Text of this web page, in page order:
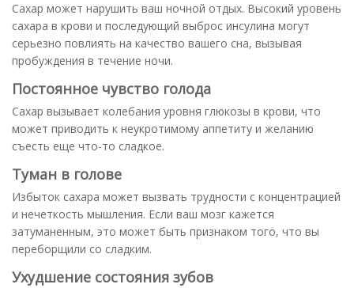
Сахар может нарушить ваш ночной отдых. Высокий уровень
сахара в крови и последующий выброс инсулина могут
серьезно повлиять на качество вашего сна, вызывая
пробуждения в течение ночи.
Постоянное чувство голода
Сахар вызывает колебания уровня глюкозы в крови, что
может приводить к неукротимому аппетиту и желанию
съесть еще что-то сладкое.
Туман в голове
Избыток сахара может вызвать трудности с концентрацией
и нечеткость мышления. Если ваш мозг кажется
затуманенным, это может быть признаком того, что вы
переборщили со сладким.
Ухудшение состояния зубов